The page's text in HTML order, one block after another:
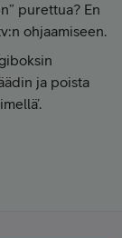
purettua? En
ohjaamiseen.
ja poista